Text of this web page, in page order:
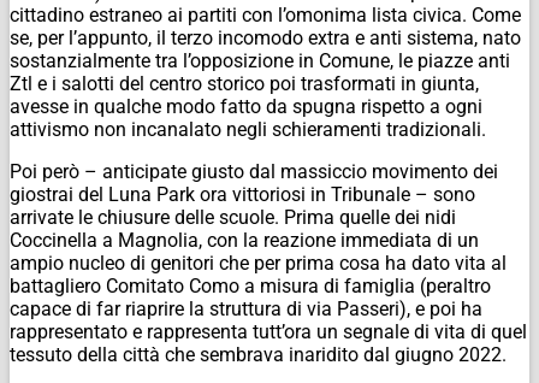
cittadino estraneo ai partiti con l’omonima lista civica. Come
se, per l’appunto, il terzo incomodo extra e anti sistema, nato
sostanzialmente tra l’opposizione in Comune, le piazze anti
Ztl e i salotti del centro storico poi trasformati in giunta,
avesse in qualche modo fatto da spugna rispetto a ogni
attivismo non incanalato negli schieramenti tradizionali.
Poi però – anticipate giusto dal massiccio movimento dei
giostrai del Luna Park ora vittoriosi in Tribunale – sono
arrivate le chiusure delle scuole. Prima quelle dei nidi
Coccinella a Magnolia, con la reazione immediata di un
ampio nucleo di genitori che per prima cosa ha dato vita al
battagliero Comitato Como a misura di famiglia (peraltro
capace di far riaprire la struttura di via Passeri), e poi ha
rappresentato e rappresenta tutt’ora un segnale di vita di quel
tessuto della città che sembrava inaridito dal giugno 2022.